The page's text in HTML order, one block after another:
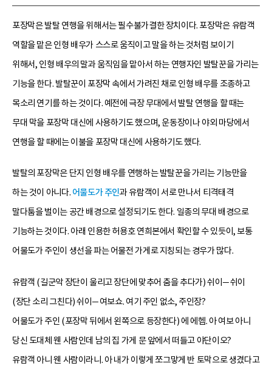
포장막은 발탈 연행을 위해서는 필수불가결한 장치이다. 포장막은 유람객
역할을 맡은 인형 배우가 스스로 움직이고 말을 하는 것처럼 보이기
위해서, 인형 배우의 말과 움직임을 맡아서 하는 연행자인 발탈꾼을 가리는
기능을 한다. 발탈꾼이 포장막 속에서 가려진 채로 인형 배우를 조종하고
목소리 연기를 하는 것이다. 예전에 극장 무대에서 발탈 연행을 할 때는
무대 막을 포장막 대신에 사용하기도 했으며, 운동장이나 야외 마당에서
연행을 할 때에는 이불을 포장막 대신에 사용하기도 했다.
발탈의 포장막은 단지 인형 배우를 연행하는 발탈꾼을 가리는 기능만을
하는 것이 아니다. 어물도가 주인과 유람객이 서로 만나서 티격태격
말다툼을 벌이는 공간 배경으로 설정되기도 한다. 일종의 무대 배경으로
기능하는 것이다. 아래 인용한 허용호 연희본에서 확인할 수 있듯이, 보통
어물도가 주인이 생선을 파는 어물전 가게로 지칭되는 경우가 많다.
유람객 (길군악 장단이 울리고 장단에 맞추어 춤을 추다가) 쉬이─ 쉬이
(장단 소리 그친다) 쉬이─ 여보쇼. 여기 주인 없소, 주인장?
어물도가 주인 (포장막 뒤에서 왼쪽으로 등장한다) 에 에헴. 아 여보 아니
당신 도대체 웬 사람인데 남의 집 가게 문 앞에서 떠들고 야단이오?
유람객 아니 웬 사람이라니. 아 내가 이렇게 쪼그맣게 반 토막으로 생겼다고